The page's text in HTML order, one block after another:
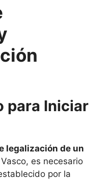
para Iniciar
legalización de un
es necesario
por la